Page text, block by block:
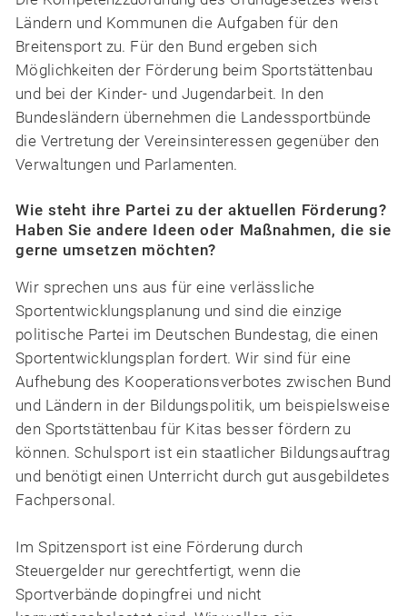
Ländern und Kommunen die Aufgaben für den
Breitensport zu. Für den Bund ergeben sich
Möglichkeiten der Förderung beim Sportstättenbau
und bei der Kinder- und Jugendarbeit. In den
Bundesländern übernehmen die Landessportbünde
die Vertretung der Vereinsinteressen gegenüber den
Verwaltungen und Parlamenten.
Wie steht ihre Partei zu der aktuellen Förderung?
Haben Sie andere Ideen oder Maßnahmen, die sie
gerne umsetzen möchten?
Wir sprechen uns aus für eine verlässliche
Sportentwicklungsplanung und sind die einzige
politische Partei im Deutschen Bundestag, die einen
Sportentwicklungsplan fordert. Wir sind für eine
Aufhebung des Kooperationsverbotes zwischen Bund
und Ländern in der Bildungspolitik, um beispielsweise
den Sportstättenbau für Kitas besser fördern zu
können. Schulsport ist ein staatlicher Bildungsauftrag
und benötigt einen Unterricht durch gut ausgebildetes
Fachpersonal.
Im Spitzensport ist eine Förderung durch
Steuergelder nur gerechtfertigt, wenn die
Sportverbände dopingfrei und nicht